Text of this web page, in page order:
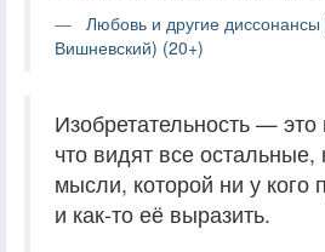
Любовь и другие
Вишневский) (20+)
Изобретательность — это
что видят все остальные,
мысли, которой ни у
и как-то её выразить.